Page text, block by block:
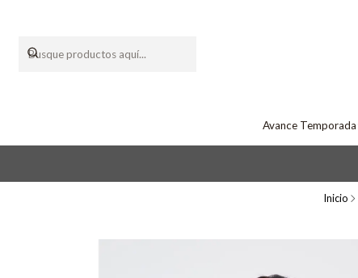
Avance Temporada
Inicio